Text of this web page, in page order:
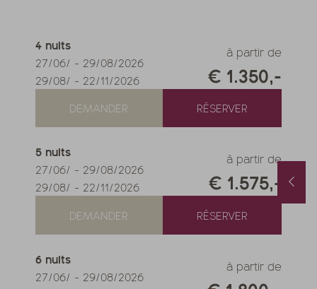
Forfait printemps & automne avec 1 jour offert & soin beauté
-22/11/2026
21/11/2027
à partir de€ 990,-
PLUS D'OFFRES
01/08/2026-31/08/2026
1 nuit à partir de€ 252,-
PLUS D'OFFRES
4 nuits
27/06/ - 29/08/2026
29/08/ - 22/11/2026
à partir de
€ 1.350,-
DEMANDER RÉSERVER
5 nuits
27/06/ - 29/08/2026
29/08/ - 22/11/2026
à partir de
€ 1.575,-
DEMANDER RÉSERVER
6 nuits
27/06/ - 29/08/2026
à partir de